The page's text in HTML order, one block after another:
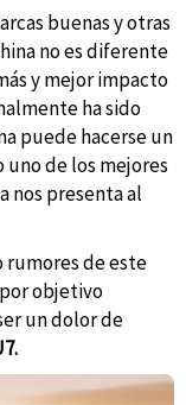
buenas y otras
no es diferente
y mejor impacto
ha sido
puede hacerse un
uno de los mejores
nos presenta al
rumores de este
objetivo
un dolor de